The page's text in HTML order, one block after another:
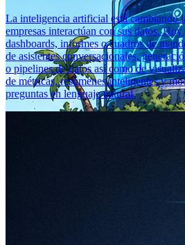
La inteligencia artificial está cambiando
empresas interactúan con sus datos.
dashboards, informes o cuadros de
de asistentes conversacionales,
o pipelines de datos así como de
de métricas, resúmenes inteligentes y
preguntas en lenguaje natural.